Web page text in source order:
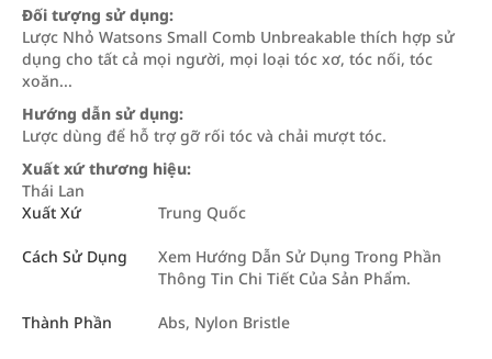
Đối tượng sử dụng:
Lược Nhỏ Watsons Small Comb Unbreakable thích hợp sử
dụng cho tất cả mọi người, mọi loại tóc xơ, tóc nối, tóc
xoăn...
Hướng dẫn sử dụng:
Lược dùng để hỗ trợ gỡ rối tóc và chải mượt tóc.
Xuất xứ thương hiệu:
Thái Lan
Xuất Xứ
Trung Quốc
Cách Sử Dụng
Xem Hướng Dẫn Sử Dụng Trong Phần
Thông Tin Chi Tiết Của Sản Phẩm.
Thành Phần Abs, Nylon Bristle